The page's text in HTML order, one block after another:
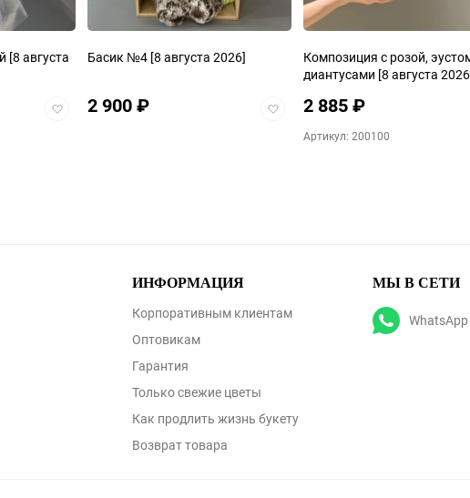
[8 августа
Добавить
Басик №4 [8 августа 2026]
2 900₽
Добавить
избранное
Композиция с розой,
диантусами [8 августа
2 885₽
Артикул: 200100
ИНФОРМАЦИЯ
Корпоративным клиентам
Оптовикам
Гарантия
Только свежие цветы
Как продлить жизнь букету
Возврат товара
МЫ В СЕТИ
WhatsApp